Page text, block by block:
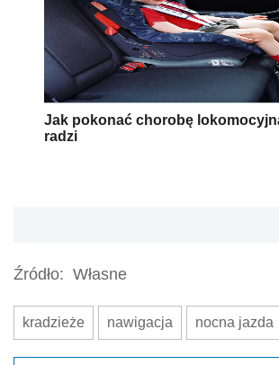
Jak pokonać chorobę
radzi
Źródło: Własne
kradzieże nawigacja nocna jazda